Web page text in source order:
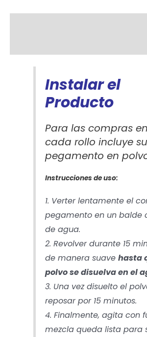
Instalar el
Producto
Para las compras
cada rollo incluye su
pegamento en
Instrucciones de uso:
1. Verter lentamente el
pegamento en un balde
de agua.
2. Revolver durante 15
de manera suavehasta
polvo se disuelva en el
3. Una vez disuelto el
reposar por 15 minutos.
4. Finalmente, agita con
mezcla queda lista para